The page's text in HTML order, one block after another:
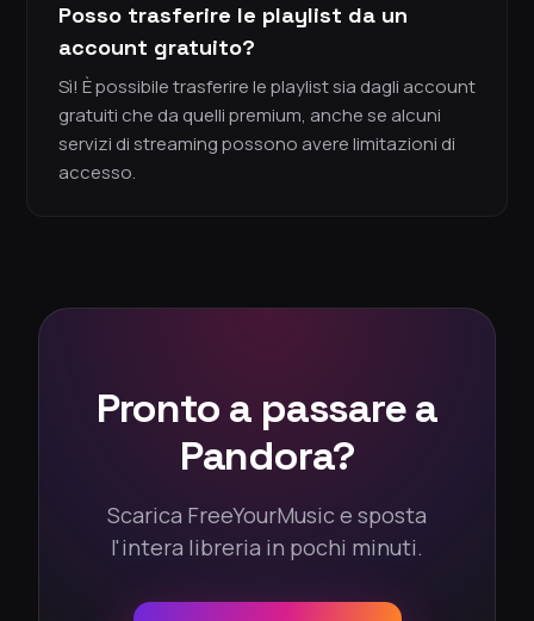
Posso trasferire le playlist da un
account gratuito?
Sì! È possibile trasferire le playlist sia dagli account
gratuiti che da quelli premium, anche se alcuni
servizi di streaming possono avere limitazioni di
accesso.
Pronto a passare a
Pandora?
Scarica FreeYourMusic e sposta
l'intera libreria in pochi minuti.